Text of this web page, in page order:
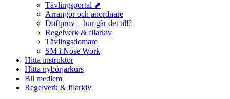
Tävlingsportal ⬈
Arrangör och anordnare
Doftprov – hur går det till?
Regelverk & filarkiv
Tävlingsdomare
SM i Nose Work
Hitta instruktör
Hitta nybörjarkurs
Bli medlem
Regelverk & filarkiv